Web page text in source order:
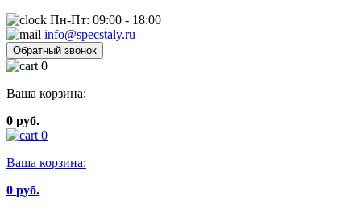
Пн-Пт: 09:00 - 18:00
info@specstaly.ru
Обратный звонок
0
Ваша корзина:
0 руб.
0
Ваша корзина:
0 руб.